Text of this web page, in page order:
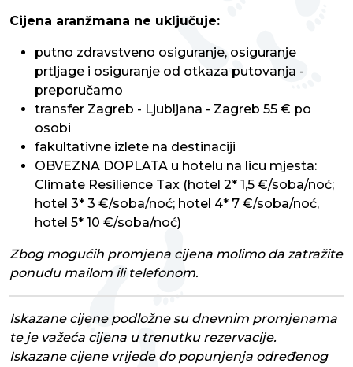
Cijena aranžmana ne uključuje:
putno zdravstveno osiguranje, osiguranje
prtljage i osiguranje od otkaza putovanja -
preporučamo
transfer Zagreb - Ljubljana - Zagreb 55 € po
osobi
fakultativne izlete na destinaciji
OBVEZNA DOPLATA u hotelu na licu mjesta:
Climate Resilience Tax (hotel 2* 1,5 €/soba/noć;
hotel 3* 3 €/soba/noć; hotel 4* 7 €/soba/noć,
hotel 5* 10 €/soba/noć)
Zbog mogućih promjena cijena molimo da zatražite
ponudu mailom ili telefonom.
Iskazane cijene podložne su dnevnim promjenama
te je važeća cijena u trenutku rezervacije.
Iskazane cijene vrijede do popunjenja određenog